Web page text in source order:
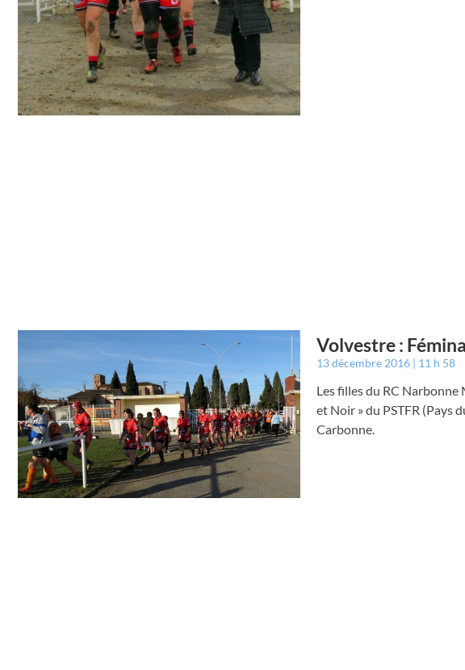
Volvestre :
13 décembre 2016 11 h 58
Les filles du RC Narbonne
et Noir » du PSTFR (Pays
Carbonne.